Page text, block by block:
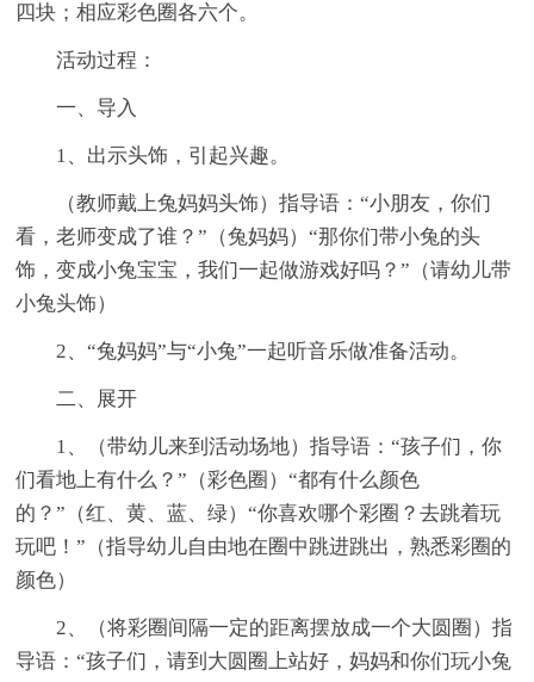
四块；相应彩色圈各六个。
活动过程：
一、导入
1、出示头饰，引起兴趣。
（教师戴上兔妈妈头饰）指导语：“小朋友，你们
看，老师变成了谁？”（兔妈妈）“那你们带小兔的头
饰，变成小兔宝宝，我们一起做游戏好吗？”（请幼儿带
小兔头饰）
2、“兔妈妈”与“小兔”一起听音乐做准备活动。
二、展开
1、（带幼儿来到活动场地）指导语：“孩子们，你
们看地上有什么？”（彩色圈）“都有什么颜色
的？”（红、黄、蓝、绿）“你喜欢哪个彩圈？去跳着玩
玩吧！”（指导幼儿自由地在圈中跳进跳出，熟悉彩圈的
颜色）
2、（将彩圈间隔一定的距离摆放成一个大圆圈）指
导语：“孩子们，请到大圆圈上站好，妈妈和你们玩小兔